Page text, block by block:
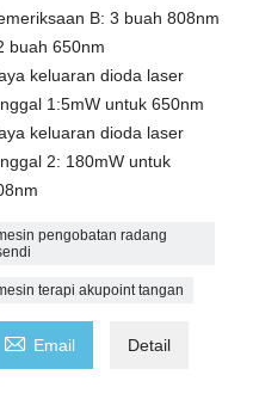
B: 3 buah 808nm
buah 650nm
keluaran dioda laser
1:5mW untuk 650nm
keluaran dioda laser
2: 180mW untuk
pengobatan radang
terapi akupoint tangan
 Email Detail